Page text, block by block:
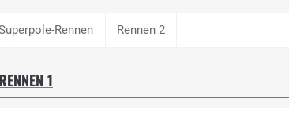
Rennen Rennen 2
1